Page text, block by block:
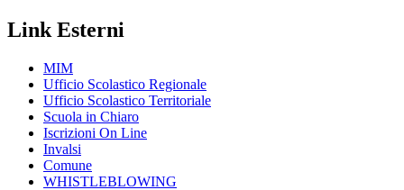
Link Esterni
MIM
Ufficio Scolastico Regionale
Ufficio Scolastico Territoriale
Scuola in Chiaro
Iscrizioni On Line
Invalsi
Comune
WHISTLEBLOWING